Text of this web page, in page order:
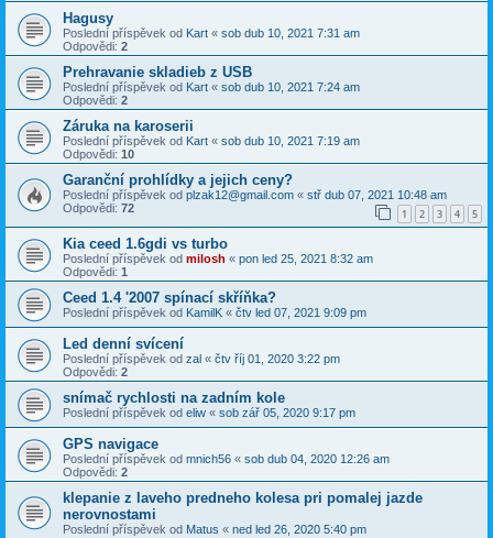
Hagusy
Poslední příspěvek od Kart « sob dub 10, 2021 7:31 am
Odpovědi: 2
Prehravanie skladieb z USB
Poslední příspěvek od Kart « sob dub 10, 2021 7:24 am
Odpovědi: 2
Záruka na karoserii
Poslední příspěvek od Kart « sob dub 10, 2021 7:19 am
Odpovědi: 10
Garanční prohlídky a jejich ceny?
Poslední příspěvek od plzak12@gmail.com « stř dub 07, 2021 10:48 am
Odpovědi: 72 1 2 3 4 5
Kia ceed 1.6gdi vs turbo
Poslední příspěvek od milosh « pon led 25, 2021 8:32 am
Odpovědi: 1
Ceed 1.4 '2007 spínací skříňka?
Poslední příspěvek od KamilK « čtv led 07, 2021 9:09 pm
Led denní svícení
Poslední příspěvek od zal « čtv říj 01, 2020 3:22 pm
Odpovědi: 2
snímač rychlosti na zadním kole
Poslední příspěvek od eliw « sob zář 05, 2020 9:17 pm
GPS navigace
Poslední příspěvek od mnich56 « sob dub 04, 2020 12:26 am
Odpovědi: 2
klepanie z laveho predneho kolesa pri pomalej jazde
nerovnostami
Poslední příspěvek od Matus « ned led 26, 2020 5:40 pm